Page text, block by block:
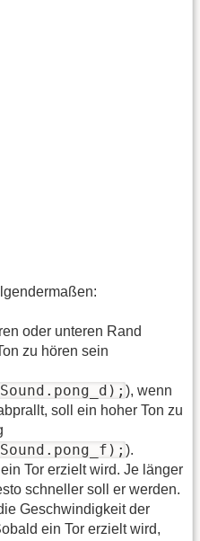
oder unteren Rand
zu hören sein
), wenn
soll ein hoher Ton zu
).
Tor erzielt wird. Je länger
schneller soll er werden.
Geschwindigkeit der
ein Tor erzielt wird,